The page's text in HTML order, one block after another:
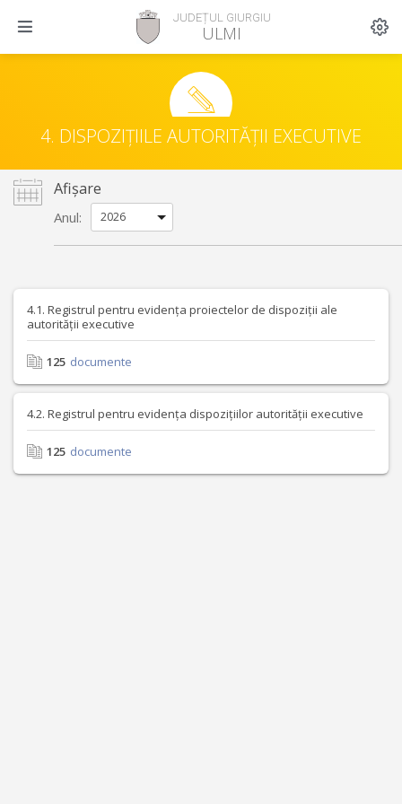
JUDEȚUL GIURGIU
ULMI
4. DISPOZIȚIILE AUTORITĂȚII EXECUTIVE
Afișare
Anul:
4.1. Registrul pentru evidența proiectelor de dispoziții ale
autorității executive
125 documente
4.2. Registrul pentru evidența dispozițiilor autorității executive
125 documente